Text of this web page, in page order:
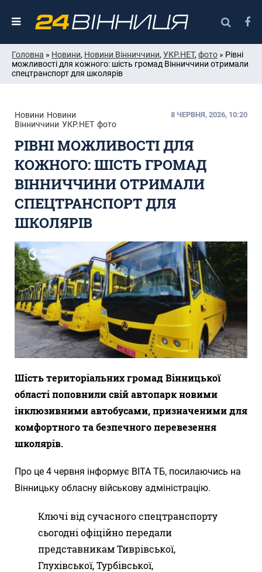
Головна » Новини, Новини Вінниччини, УКР.НЕТ, фото » Рівні
можливості для кожного: шість громад Вінниччини отримали
спецтранспорт для школярів
Новини Новини
Вінниччини УКР.НЕТ фото
8 ЧЕРВНЯ, 2026, 10:20
РІВНІ МОЖЛИВОСТІ ДЛЯ
КОЖНОГО: ШІСТЬ ГРОМАД
ВІННИЧЧИНИ ОТРИМАЛИ
СПЕЦТРАНСПОРТ ДЛЯ
ШКОЛЯРІВ
Шість територіальних громад Вінницької
області поповнили свій автопарк новими
інклюзивними автобусами, призначеними для
комфортного та безпечного перевезення
школярів.
Про це 4 червня інформує ВІТА ТБ, посилаючись на
Вінницьку обласну військову адміністрацію.
Ключі від сучасного спецтранспорту
сьогодні офіційно передали
представникам Тиврівської,
Глухівської, Турбівської,